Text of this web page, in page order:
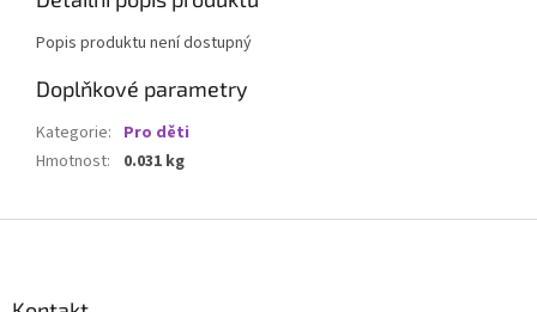
Popis produktu není dostupný
Doplňkové parametry
Kategorie: Pro děti
Hmotnost: 0.031 kg